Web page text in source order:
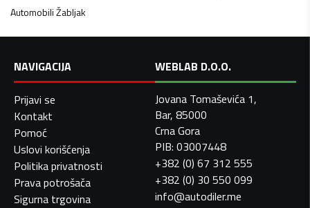
AutomobiliŽabljak
NAVIGACIJA
Prijavi se
Kontakt
Pomoć
Uslovi korišćenja
Politika privatnosti
Prava potrošača
Sigurna trgovina
WEBLAB D.O.O.
Jovana Tomaševića 1,
Bar, 85000
Crna Gora
PIB: 03007448
+382 (0) 67 312 555
+382 (0) 30 550 099
info@autodiler.me